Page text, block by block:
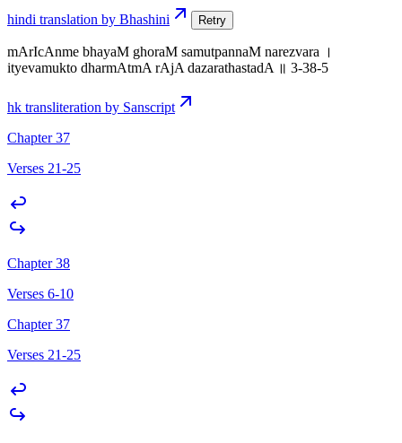
hindi translation by Bhashini Retry
mArIcAnme bhayaM ghoraM samutpannaM narezvara ।
ityevamukto dharmAtmA rAjA dazarathastadA ॥ 3-38-5
hk transliteration by Sanscript
Chapter 37
Verses 21-25
Chapter 38
Verses 6-10
Chapter 37
Verses 21-25